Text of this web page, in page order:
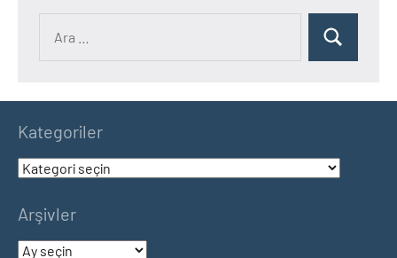
Ara
Kategoriler
Kategoriler
Arşivler
Arşivler